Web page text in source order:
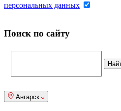
персональных данных
Поиск по сайту
Ангарск